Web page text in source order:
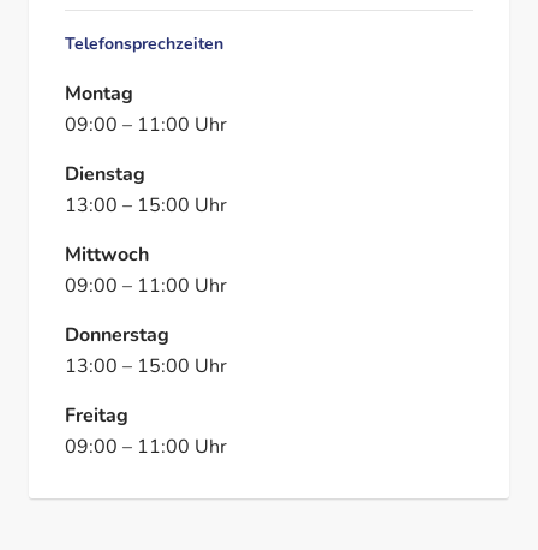
Telefonsprechzeiten
Montag
09:00 – 11:00 Uhr
Dienstag
13:00 – 15:00 Uhr
Mittwoch
09:00 – 11:00 Uhr
Donnerstag
13:00 – 15:00 Uhr
Freitag
09:00 – 11:00 Uhr